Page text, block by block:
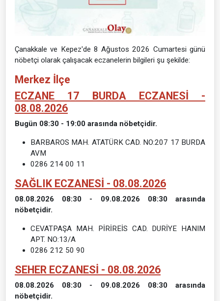
Çanakkale ve Kepez'de 8 Ağustos 2026 Cumartesi günü
nöbetçi olarak çalışacak eczanelerin bilgileri şu şekilde:
Merkez İlçe
ECZANE 17 BURDA ECZANESİ -
08.08.2026
Bugün 08:30 - 19:00 arasında nöbetçidir.
BARBAROS MAH. ATATÜRK CAD. NO:207 17 BURDA
AVM
0286 214 00 11
SAĞLIK ECZANESİ - 08.08.2026
08.08.2026 08:30 - 09.08.2026 08:30 arasında
nöbetçidir.
CEVATPAŞA MAH. PİRİREİS CAD. DURİYE HANIM
APT. NO:13/A
0286 212 50 90
SEHER ECZANESİ - 08.08.2026
08.08.2026 08:30 - 09.08.2026 08:30 arasında
nöbetçidir.